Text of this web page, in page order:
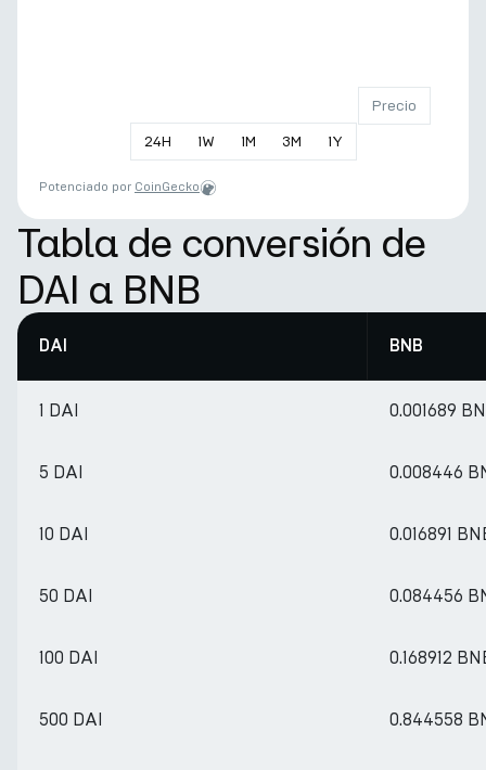
24H 1W 1M 3M 1Y
Precio
Potenciado por CoinGecko
Tabla de conversión de
DAI a BNB
DAI BNB
1 DAI 0.001689
5 DAI 0.008446
10 DAI 0.016891
50 DAI 0.084456
100 DAI 0.168912
500 DAI 0.844558